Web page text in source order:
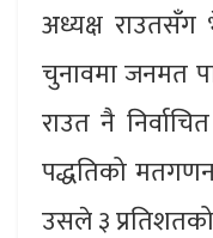
अध्यक्ष
चुनावमा जनमत
राउत नै
पद्धतिको
उसले ३